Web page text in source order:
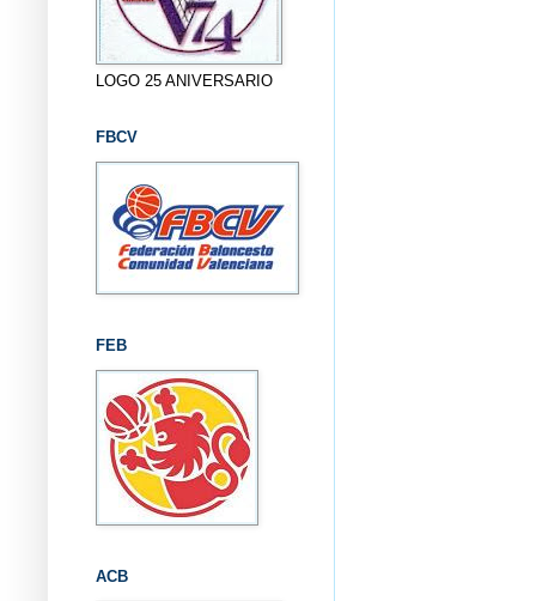
LOGO 25 ANIVERSARIO
FBCV
FEB
ACB